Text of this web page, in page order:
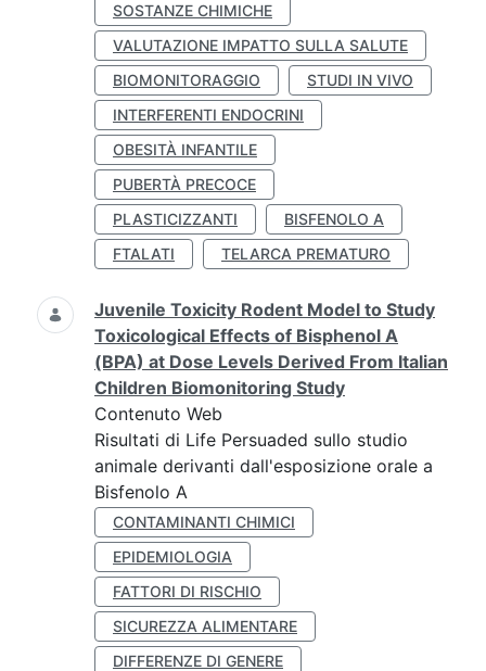
SOSTANZE CHIMICHE
VALUTAZIONE IMPATTO SULLA SALUTE
BIOMONITORAGGIO
STUDI IN VIVO
INTERFERENTI ENDOCRINI
OBESITÀ INFANTILE
PUBERTÀ PRECOCE
PLASTICIZZANTI
BISFENOLO A
FTALATI
TELARCA PREMATURO
Juvenile Toxicity Rodent Model to Study
Toxicological Effects of Bisphenol A
(BPA) at Dose Levels Derived From Italian
Children Biomonitoring Study
Contenuto Web
Risultati di Life Persuaded sullo studio
animale derivanti dall'esposizione orale a
Bisfenolo A
CONTAMINANTI CHIMICI
EPIDEMIOLOGIA
FATTORI DI RISCHIO
SICUREZZA ALIMENTARE
DIFFERENZE DI GENERE